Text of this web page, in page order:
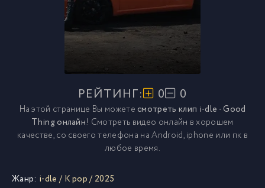
РЕЙТИНГ: 0 0
На этой странице Вы можетесмотреть клип i-dle - Good
Thing онлайн! Смотреть видео онлайн в хорошем
качестве, со своего телефона на Android, iphone или пк в
любое время.
Жанр: i-dle / K pop/ 2025